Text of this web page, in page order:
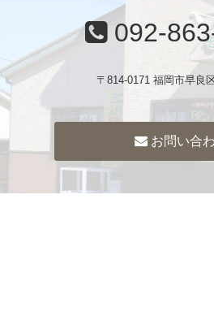
092-
〒814-0171 福岡市早良
お問い合